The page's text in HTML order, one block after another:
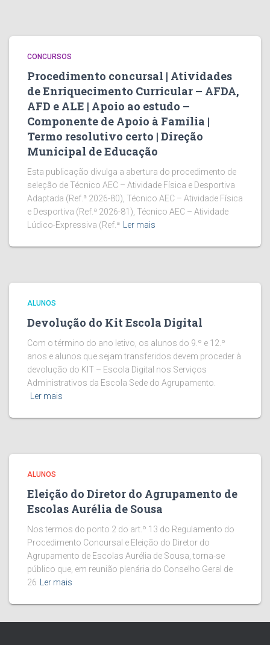
CONCURSOS
Procedimento concursal | Atividades
de Enriquecimento Curricular – AFDA,
AFD e ALE | Apoio ao estudo –
Componente de Apoio à Família |
Termo resolutivo certo | Direção
Municipal de Educação
Esta publicação divulga a abertura do procedimento de
seleção de Técnico AEC – Atividade Física e Desportiva
Adaptada (Ref.ª 2026-80), Técnico AEC – Atividade Física
e Desportiva (Ref.ª 2026-81), Técnico AEC – Atividade
Lúdico-Expressiva (Ref.ª
Ler mais
ALUNOS
Devolução do Kit Escola Digital
Com o término do ano letivo, os alunos do 9.º e 12.º
anos e alunos que sejam transferidos devem proceder à
devolução do KIT – Escola Digital nos Serviços
Administrativos da Escola Sede do Agrupamento.
Ler mais
ALUNOS
Eleição do Diretor do Agrupamento de
Escolas Aurélia de Sousa
Nos termos do ponto 2 do art.º 13 do Regulamento do
Procedimento Concursal e Eleição do Diretor do
Agrupamento de Escolas Aurélia de Sousa, torna-se
público que, em reunião plenária do Conselho Geral de
26
Ler mais